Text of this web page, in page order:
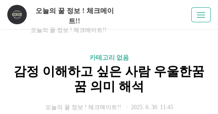
오늘의 꿀 정보 ! 체크메이
트!!
오늘의 꿀 정보 ! 체크메이트!!
카테고리 없음
감정 이해하고 싶은 사람 우울한꿈
꿈 의미 해석
오늘의 꿀 정보 ! 체크메이트!! 2025. 6. 30. 11:45